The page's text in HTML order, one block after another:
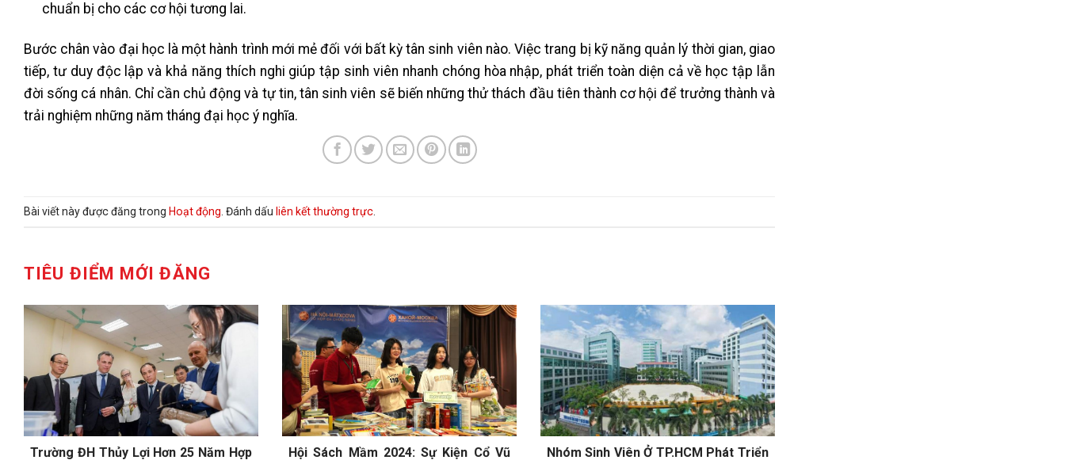
chuẩn bị cho các cơ hội tương lai.
Bước chân vào đại học là một hành trình mới mẻ đối với bất kỳ tân sinh viên nào. Việc trang bị kỹ năng quản lý thời gian, giao
tiếp, tư duy độc lập và khả năng thích nghi giúp tập sinh viên nhanh chóng hòa nhập, phát triển toàn diện cả về học tập lẫn
đời sống cá nhân. Chỉ cần chủ động và tự tin, tân sinh viên sẽ biến những thử thách đầu tiên thành cơ hội để trưởng thành và
trải nghiệm những năm tháng đại học ý nghĩa.
Bài viết này được đăng trong Hoạt động . Đánh dấu liên kết thường trực
TIÊU ĐIỂM MỚI ĐĂNG
Trường ĐH Thủy Lợi Hơn 25 Năm Hợp
Hội Sách Mầm 2024: Sự Kiện Cổ Vũ
Nhóm Sinh Viên Ở TP.HCM Phát Triển